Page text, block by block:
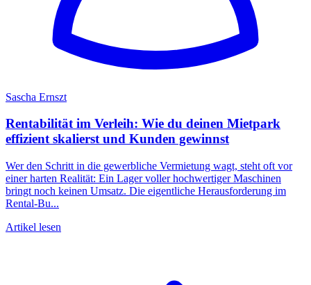
Sascha Ernszt
Rentabilität im Verleih: Wie du deinen Mietpark
effizient skalierst und Kunden gewinnst
Wer den Schritt in die gewerbliche Vermietung wagt, steht oft vor
einer harten Realität: Ein Lager voller hochwertiger Maschinen
bringt noch keinen Umsatz. Die eigentliche Herausforderung im
Rental-Bu...
Artikel lesen